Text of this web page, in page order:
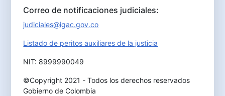
Correo de notificaciones judiciales:
judiciales@igac.gov.co
Listado de peritos auxiliares de la justicia
NIT: 8999990049
©Copyright 2021 - Todos los derechos reservados
Gobierno de Colombia